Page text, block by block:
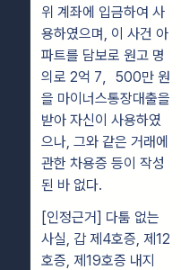
위 계좌에 입금하여 사
용하였으며, 이 사건 아
파트를 담보로 원고 명
의로 2억 7，500만 원
을 마이너스통장대출을
받아 자신이 사용하였
으나, 그와 같은 거래에
관한 차용증 등이 작성
된 바 없다.
[인정근거] 다툼 없는
사실, 갑 제4호증, 제12
호증, 제19호증 내지